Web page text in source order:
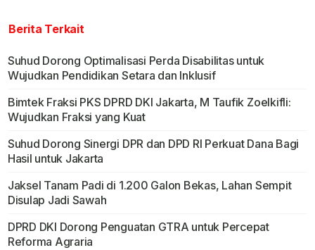
Berita Terkait
Suhud Dorong Optimalisasi Perda Disabilitas untuk
Wujudkan Pendidikan Setara dan Inklusif
Bimtek Fraksi PKS DPRD DKI Jakarta, M Taufik Zoelkifli:
Wujudkan Fraksi yang Kuat
Suhud Dorong Sinergi DPR dan DPD RI Perkuat Dana Bagi
Hasil untuk Jakarta
Jaksel Tanam Padi di 1.200 Galon Bekas, Lahan Sempit
Disulap Jadi Sawah
DPRD DKI Dorong Penguatan GTRA untuk Percepat
Reforma Agraria